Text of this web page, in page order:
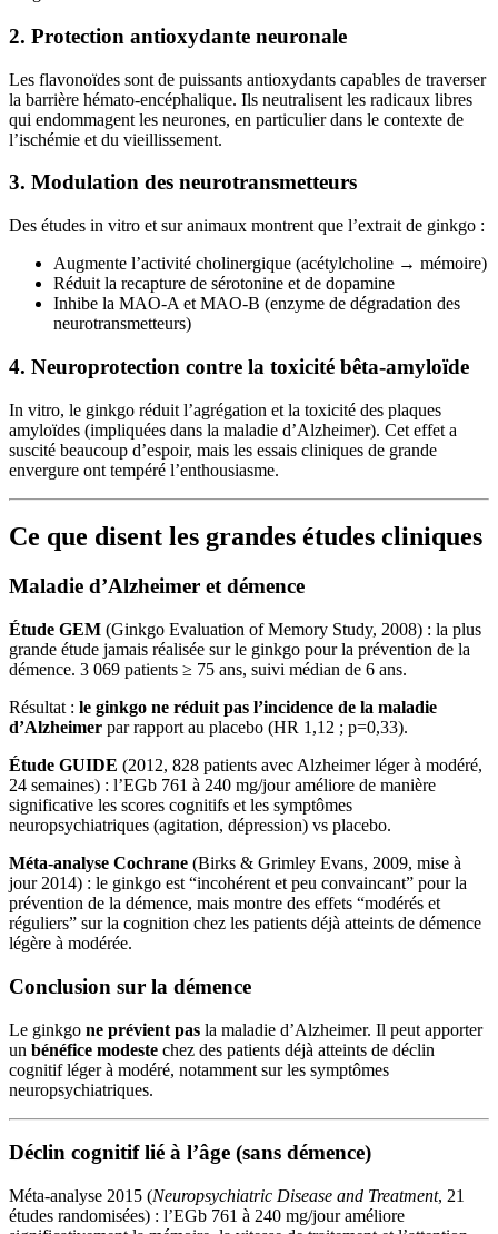
2. Protection antioxydante neuronale
Les flavonoïdes sont de puissants antioxydants capables de traverser
la barrière hémato-encéphalique. Ils neutralisent les radicaux libres
qui endommagent les neurones, en particulier dans le contexte de
l’ischémie et du vieillissement.
3. Modulation des neurotransmetteurs
Des études in vitro et sur animaux montrent que l’extrait de ginkgo :
Augmente l’activité cholinergique (acétylcholine → mémoire)
Réduit la recapture de sérotonine et de dopamine
Inhibe la MAO-A et MAO-B (enzyme de dégradation des
neurotransmetteurs)
4. Neuroprotection contre la toxicité bêta-amyloïde
In vitro, le ginkgo réduit l’agrégation et la toxicité des plaques
amyloïdes (impliquées dans la maladie d’Alzheimer). Cet effet a
suscité beaucoup d’espoir, mais les essais cliniques de grande
envergure ont tempéré l’enthousiasme.
Ce que disent les grandes études cliniques
Maladie d’Alzheimer et démence
Étude GEM (Ginkgo Evaluation of Memory Study, 2008) : la plus
grande étude jamais réalisée sur le ginkgo pour la prévention de la
démence. 3 069 patients ≥ 75 ans, suivi médian de 6 ans.
Résultat : le ginkgo ne réduit pas l’incidence de la maladie
d’Alzheimer par rapport au placebo (HR 1,12 ; p=0,33).
Étude GUIDE (2012, 828 patients avec Alzheimer léger à modéré,
24 semaines) : l’EGb 761 à 240 mg/jour améliore de manière
significative les scores cognitifs et les symptômes
neuropsychiatriques (agitation, dépression) vs placebo.
Méta-analyse Cochrane (Birks & Grimley Evans, 2009, mise à
jour 2014) : le ginkgo est “incohérent et peu convaincant” pour la
prévention de la démence, mais montre des effets “modérés et
réguliers” sur la cognition chez les patients déjà atteints de démence
légère à modérée.
Conclusion sur la démence
Le ginkgo ne prévient pas la maladie d’Alzheimer. Il peut apporter
un bénéfice modeste chez des patients déjà atteints de déclin
cognitif léger à modéré, notamment sur les symptômes
neuropsychiatriques.
Déclin cognitif lié à l’âge (sans démence)
Méta-analyse 2015 (Neuropsychiatric Disease and Treatment, 21
études randomisées) : l’EGb 761 à 240 mg/jour améliore